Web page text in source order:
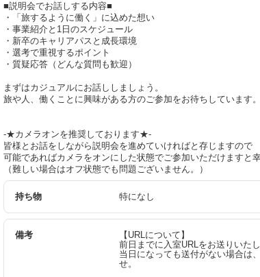
■説明会でお話しする内容■
・「旅するように働く」に込めた想い
・事業紹介と1日のスケジュール
・新卒のキャリアパスと成長環境
・選考で重視するポイント
・質疑応答（どんな質問も歓迎）
まずはカジュアルにお話ししましょう。
旅や人、働くことに興味がある方のご参加をお待ちしています。
-★カメラオンを推奨しております★-
皆様とお話をしながら説明会を進めていければと存じますので
可能であればカメラをオンにした状態でご参加いただけますと幸
（難しい場合はオフ状態でも問題ございません。）
持ち物 特になし
備考
【URLについて】
前日までに入室URLをお送りいたし
当日になっても送付がない場合は
せ。